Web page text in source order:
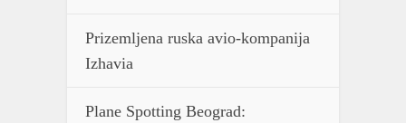
Prizemljena ruska avio-kompanija
Izhavia
Plane Spotting Beograd: